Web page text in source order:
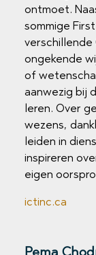
ontmoet.
sommige
verschillende
ongekende
of
aanwezig bij
leren. Over
wezens,
leiden in
inspireren
eigen
ictinc.ca